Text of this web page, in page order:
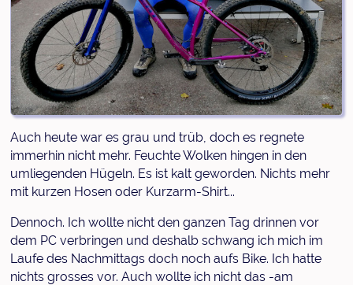
Auch heute war es grau und trüb, doch es regnete
immerhin nicht mehr. Feuchte Wolken hingen in den
umliegenden Hügeln. Es ist kalt geworden. Nichts mehr
mit kurzen Hosen oder Kurzarm-Shirt...
Dennoch. Ich wollte nicht den ganzen Tag drinnen vor
dem PC verbringen und deshalb schwang ich mich im
Laufe des Nachmittags doch noch aufs Bike. Ich hatte
nichts grosses vor. Auch wollte ich nicht das -am